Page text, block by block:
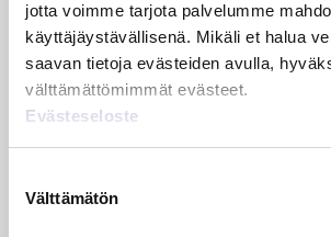
jotta voimme tarjota palvelumme
käyttäjäystävällisenä. Mikäli et halua
saavan tietoja evästeiden avulla,
välttämättömimmät evästeet.
Evästeseloste
valinta
Välttämätön
Luetuimmat
VEROTUS
Kulu­veloitukset arvon­lisä­
verotuksessa – omien
veloitus, kulujen edelleen­
veloitus ja läpi­laskutus